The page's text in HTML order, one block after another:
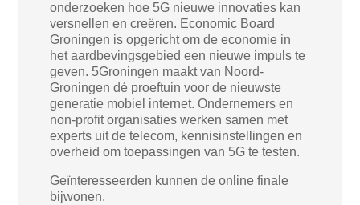
onderzoeken hoe 5G nieuwe innovaties kan
versnellen en creëren. Economic Board
Groningen is opgericht om de economie in
het aardbevingsgebied een nieuwe impuls te
geven. 5Groningen maakt van Noord-
Groningen dé proeftuin voor de nieuwste
generatie mobiel internet. Ondernemers en
non-profit organisaties werken samen met
experts uit de telecom, kennisinstellingen en
overheid om toepassingen van 5G te testen.
Geïnteresseerden kunnen de online finale
bijwonen.